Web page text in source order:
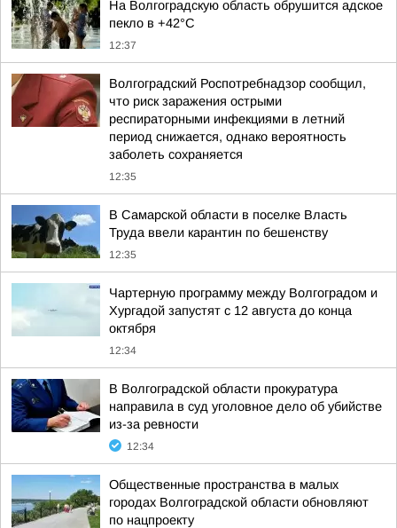
На Волгоградскую область обрушится адское
пекло в +42°C
12:37
Волгоградский Роспотребнадзор сообщил,
что риск заражения острыми
респираторными инфекциями в летний
период снижается, однако вероятность
заболеть сохраняется
12:35
В Самарской области в поселке Власть
Труда ввели карантин по бешенству
12:35
Чартерную программу между Волгоградом и
Хургадой запустят с 12 августа до конца
октября
12:34
В Волгоградской области прокуратура
направила в суд уголовное дело об убийстве
из-за ревности
12:34
Общественные пространства в малых
городах Волгоградской области обновляют
по нацпроекту